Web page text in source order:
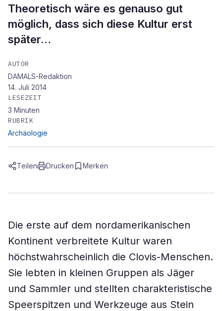
Theoretisch wäre es genauso gut
möglich, dass sich diese Kultur erst
später…
AUTOR
DAMALS-Redaktion
14. Juli 2014
LESEZEIT
3 Minuten
RUBRIK
Archäologie
Teilen Drucken Merken
Die erste auf dem nordamerikanischen
Kontinent verbreitete Kultur waren
höchstwahrscheinlich die Clovis-Menschen.
Sie lebten in kleinen Gruppen als Jäger
und Sammler und stellten charakteristische
Speerspitzen und Werkzeuge aus Stein